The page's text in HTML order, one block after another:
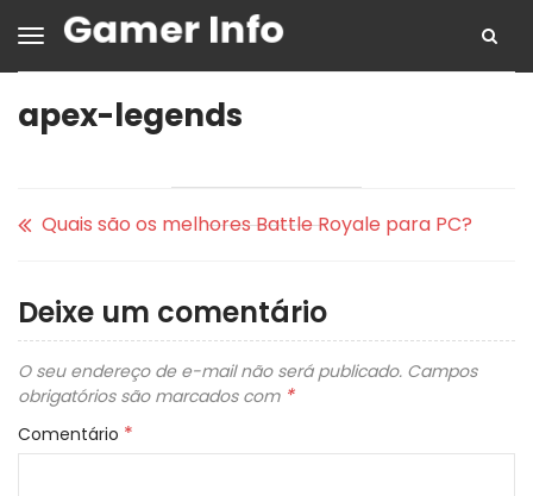
apex-legends
Quais são os melhores Battle Royale para PC?
Deixe um comentário
O seu endereço de e-mail não será publicado. Campos
obrigatórios são marcados com *
Comentário *